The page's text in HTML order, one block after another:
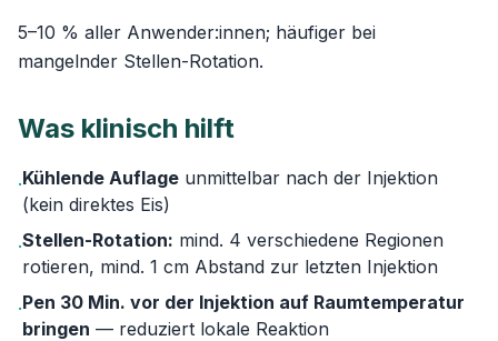
5–10 % aller Anwender:innen; häufiger bei
mangelnder Stellen-Rotation.
Was klinisch hilft
·Kühlende Auflage unmittelbar nach der Injektion
(kein direktes Eis)
·Stellen-Rotation: mind. 4 verschiedene Regionen
rotieren, mind. 1 cm Abstand zur letzten Injektion
·Pen 30 Min. vor der Injektion auf Raumtemperatur
bringen — reduziert lokale Reaktion